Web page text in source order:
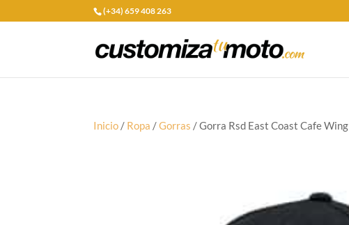
(+34) 659 408 263
Inicio / Ropa /Gorras / Gorra Rsd East Coast Cafe Wing